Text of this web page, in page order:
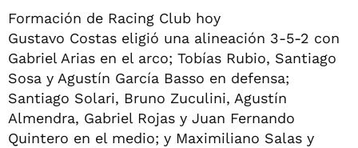
Formación de Racing Club hoy
Gustavo Costas eligió una alineación 3-5-2 con
Gabriel Arias en el arco; Tobías Rubio, Santiago
Sosa y Agustín García Basso en defensa;
Santiago Solari, Bruno Zuculini, Agustín
Almendra, Gabriel Rojas y Juan Fernando
Quintero en el medio; y Maximiliano Salas y